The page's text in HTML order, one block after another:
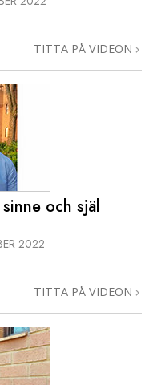
TITTA PÅ VIDEON
och själ
2022
TITTA PÅ VIDEON